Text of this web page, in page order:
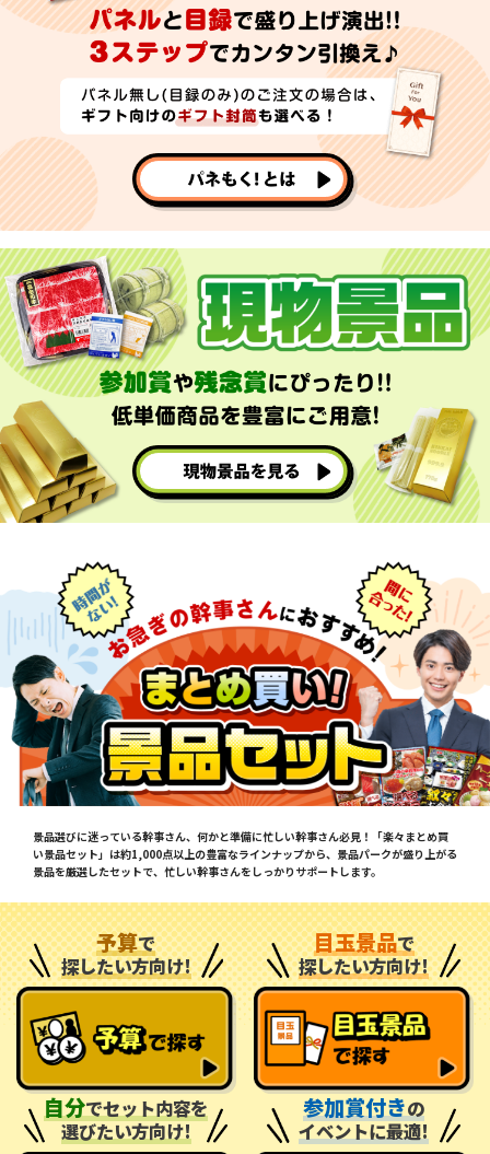
景品選びに迷っている幹事さん、何かと準備に忙しい幹事さん必見！「楽々まとめ買
い景品セット」は約1,000点以上の豊富なラインナップから、景品パークが盛り上がる
景品を厳選したセットで、忙しい幹事さんをしっかりサポートします。
予算で
探したい方向け!
目玉景品で
探したい方向け!
自分でセット内容を
選びたい方向け!
参加賞付きの
イベントに最適!